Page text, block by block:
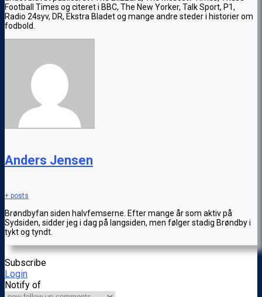
Football Times og citeret i BBC, The New Yorker, Talk Sport, P1,
Radio 24syv, DR, Ekstra Bladet og mange andre steder i historier om
fodbold.
Anders Jensen
+ posts
Brøndbyfan siden halvfemserne. Efter mange år som aktiv på
Sydsiden, sidder jeg i dag på langsiden, men følger stadig Brøndby i
tykt og tyndt.
Subscribe
Login
Notify of